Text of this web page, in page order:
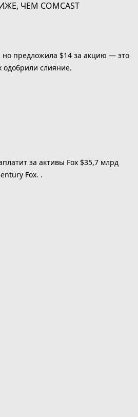
но предложила $14 за акцию — это
одобрили слияние.
за активы Fox $35,7 млрд
Fox. .